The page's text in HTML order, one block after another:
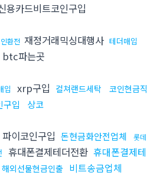
용카드비트코인구입
환전 재정거래믹싱대행사 테더매입
btc파는곳
입 xrp구입 컬쳐랜드세탁
코인현금직
구입
상코
파이코인구입 돈현금화안전업체
롯데
휴대폰결제테더전환 휴대폰결제테
해외선물현금인출 비트송금업체